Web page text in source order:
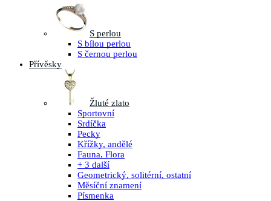
S perlou
S bílou perlou
S černou perlou
Přívěsky
Žluté zlato
Sportovní
Srdíčka
Pecky
Křížky, andělé
Fauna, Flora
+ 3 další
Geometrický, solitérní, ostatní
Měsíční znamení
Písmenka